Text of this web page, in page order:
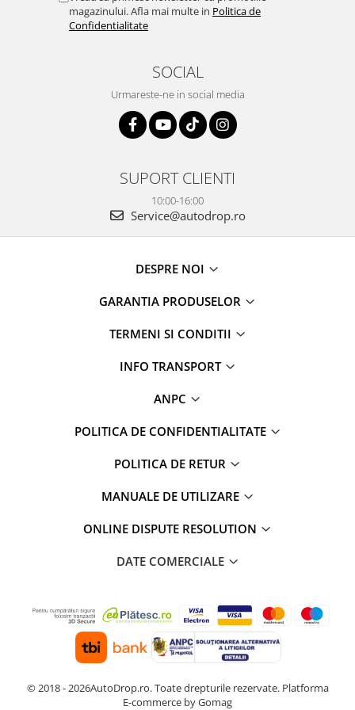
Rame adaptoare Daihatsu
Rame adaptoare Kia
Rame adaptoare Alfa Romeo
Rame adaptoare Hyundai
Rame adaptoare Chevrolet
Rame adaptoare Mitsubishi
Rame adaptoare Subaru
Rame adaptoare Iveco
Rame adaptoare Smart
Rame adaptoare Ssangyong
Rame adaptoare Hummer
Camere marșarier auto
magazinului. Afla mai multe in Politica de
Confidentialitate
SOCIAL
Urmareste-ne in social media
SUPORT CLIENTI
10:00-16:00
Service@autodrop.ro
DESPRE NOI
GARANTIA PRODUSELOR
TERMENI SI CONDITII
INFO TRANSPORT
ANPC
POLITICA DE CONFIDENTIALITATE
POLITICA DE RETUR
MANUALE DE UTILIZARE
ONLINE DISPUTE RESOLUTION
DATE COMERCIALE
© 2018 - 2026AutoDrop.ro. Toate drepturile rezervate. Platforma
E-commerce by Gomag